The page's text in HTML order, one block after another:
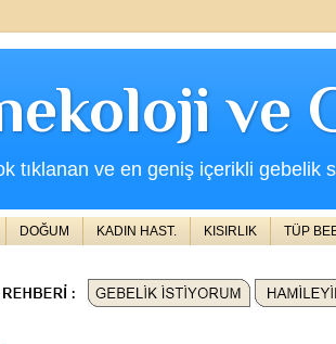
ve
tıklanan ve en geniş içerikli gebelik
DOĞUM KADIN HAST. KISIRLIK TÜP